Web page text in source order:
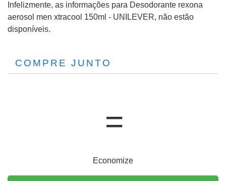
Infelizmente, as informações para Desodorante rexona
aerosol men xtracool 150ml - UNILEVER, não estão
disponíveis.
COMPRE JUNTO
Economize